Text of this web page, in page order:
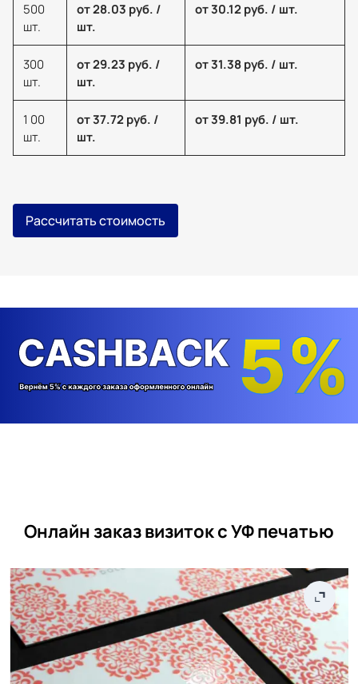
500
шт.
от 28.03 руб. /
шт.
от 30.12 руб. / шт.
300
шт.
от 29.23 руб. /
шт.
от 31.38 руб. / шт.
1 00
шт.
от 37.72 руб. /
шт.
от 39.81 руб. / шт.
Рассчитать стоимость
Онлайн заказ визиток с УФ печатью